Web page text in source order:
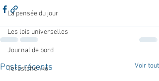
La pensée du jour
Les lois universelles
Journal de bord
Terestchenko
Posts récents Voir tout